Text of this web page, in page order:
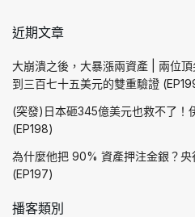
近期文章
大崩潰之後，大暴漲兩資產 | 兩位
到三百七十五美元的雙重驗證
(突發)日本砸345億美元也救不了！
(EP198)
為什麼他把 90% 資產押注金銀？
(EP197)
播客類別